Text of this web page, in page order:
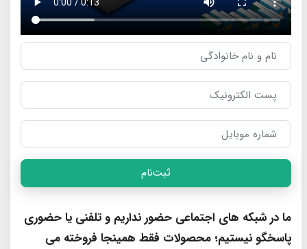
ثبت‌نام
ما در شبکه های اجتماعی حضور نداریم و تلفنی یا حضوری
پاسخگو نیستیم؛ محصولات فقط همینجا فروخته می